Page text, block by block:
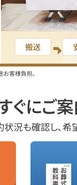
搬送
客様負担。
ぐにご
況も確認し、